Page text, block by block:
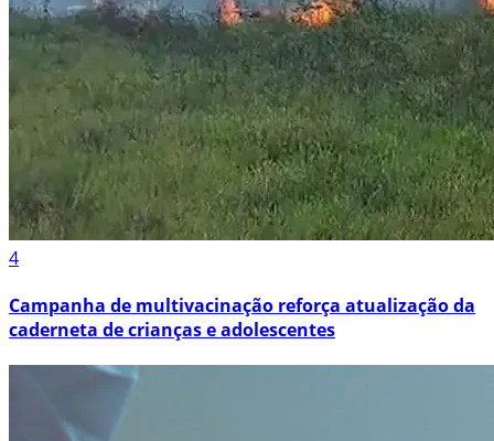
4
Campanha de multivacinação reforça atualização da
caderneta de crianças e adolescentes